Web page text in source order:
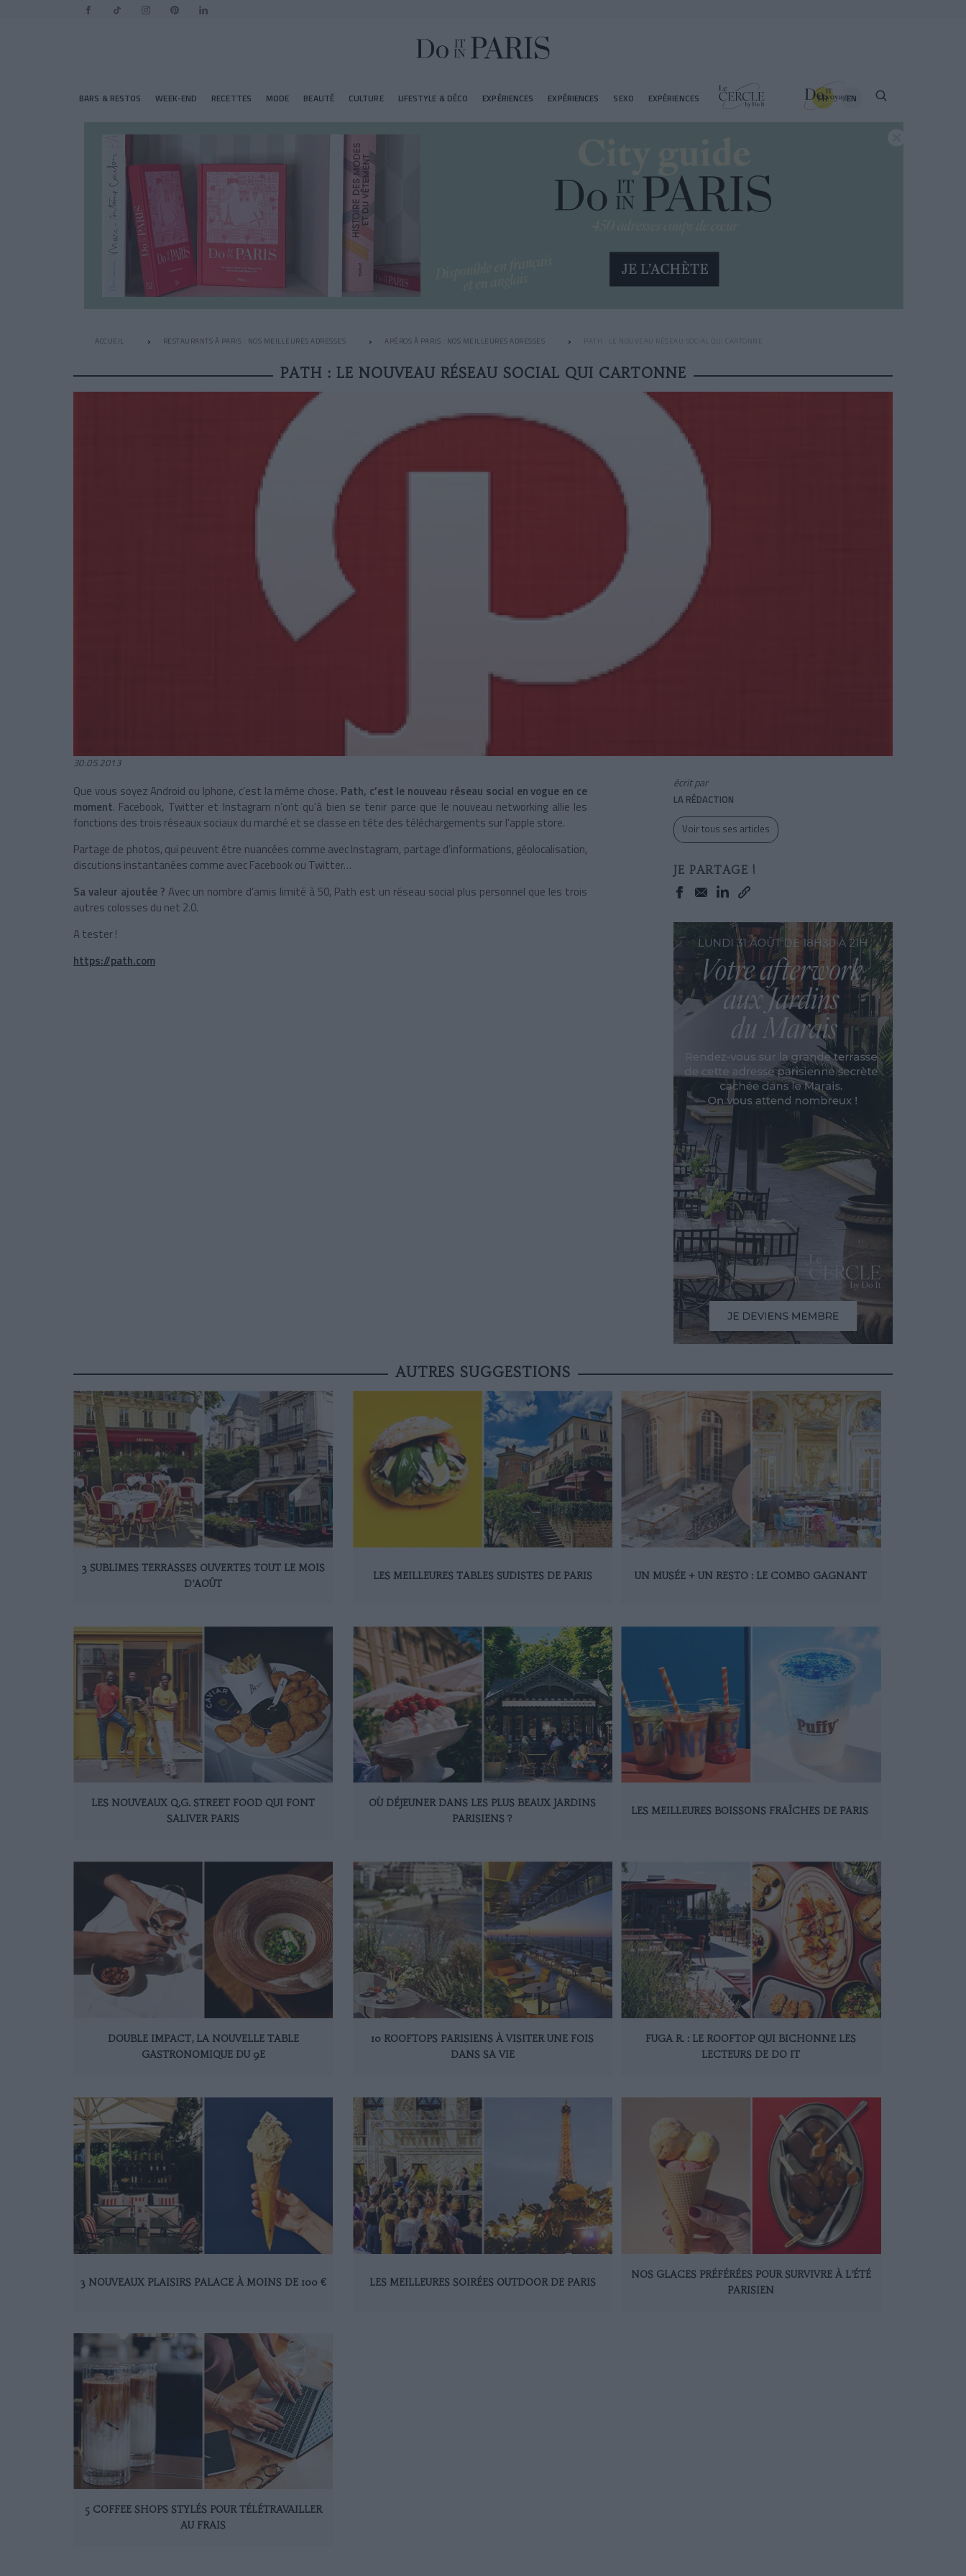
BARS & RESTOS WEEK-END RECETTES MODE BEAUTÉ CULTURE LIFESTYLE & DÉCO EXPÉRIENCES EXPÉRIENCES SEXO EXPÉRIENCES FR EN
ACCUEIL RESTAURANTS À PARIS : NOS MEILLEURES ADRESSES APÉROS À PARIS : NOS MEILLEURES ADRESSES PATH : LE NOUVEAU RÉSEAU SOCIAL QUI CARTONNE
PATH : LE NOUVEAU RÉSEAU SOCIAL QUI CARTONNE
30.05.2013
Que vous soyez Android ou Iphone, c’est la même chose. Path, c’est le nouveau réseau social en vogue en ce
moment. Facebook, Twitter et Instagram n’ont qu’à bien se tenir parce que le nouveau networking allie les
fonctions des trois réseaux sociaux du marché et se classe en tête des téléchargements sur l’apple store.
Partage de photos, qui peuvent être nuancées comme avec Instagram, partage d’informations, géolocalisation,
discutions instantanées comme avec Facebook ou Twitter…
Sa valeur ajoutée ? Avec un nombre d’amis limité à 50, Path est un réseau social plus personnel que les trois
autres colosses du net 2.0.
A tester !
https://path.com
écrit par
LA RÉDACTION
Voir tous ses articles
JE PARTAGE !
AUTRES SUGGESTIONS
3 SUBLIMES TERRASSES OUVERTES TOUT LE MOIS
D’AOÛT
LES MEILLEURES TABLES SUDISTES DE PARIS UN MUSÉE + UN RESTO : LE COMBO GAGNANT
LES NOUVEAUX Q.G. STREET FOOD QUI FONT
SALIVER PARIS
OÙ DÉJEUNER DANS LES PLUS BEAUX JARDINS
PARISIENS ?
LES MEILLEURES BOISSONS FRAÎCHES DE PARIS
DOUBLE IMPACT, LA NOUVELLE TABLE
GASTRONOMIQUE DU 9E
10 ROOFTOPS PARISIENS À VISITER UNE FOIS
DANS SA VIE
FUGA R. : LE ROOFTOP QUI BICHONNE LES
LECTEURS DE DO IT
3 NOUVEAUX PLAISIRS PALACE À MOINS DE 100 € LES MEILLEURES SOIRÉES OUTDOOR DE PARIS
NOS GLACES PRÉFÉRÉES POUR SURVIVRE À L’ÉTÉ
PARISIEN
5 COFFEE SHOPS STYLÉS POUR TÉLÉTRAVAILLER
AU FRAIS